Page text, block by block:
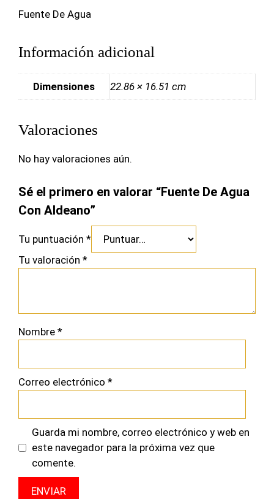
Fuente De Agua
Información adicional
Dimensiones 22.86 × 16.51 cm
Valoraciones
No hay valoraciones aún.
Sé el primero en valorar “Fuente De Agua
Con Aldeano”
Tu puntuación *
Tu valoración *
Nombre *
Correo electrónico *
Guarda mi nombre, correo electrónico y web en
este navegador para la próxima vez que
comente.